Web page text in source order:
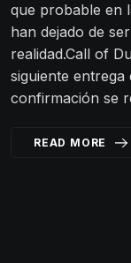
que probable en
han dejado de
realidad.Call of
siguiente entrega
confirmación se
READ MORE